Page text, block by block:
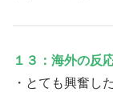
１３：海外の反
・とても興奮し